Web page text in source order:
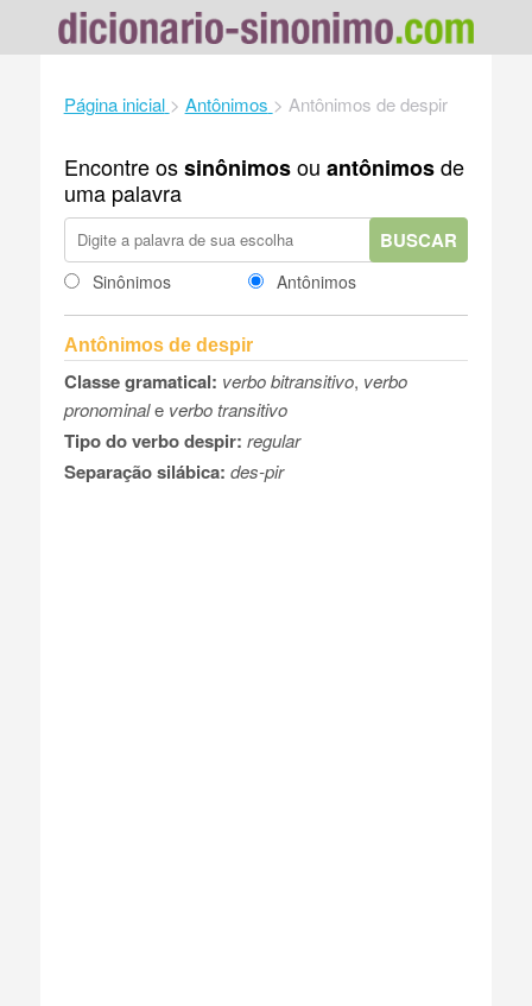
Página inicial > Antônimos > Antônimos de despir
Encontre ossinônimosou antônimosde
uma palavra
BUSCAR
Sinônimos Antônimos
Antônimos de despir
Classe gramatical: verbo bitransitivo, verbo
pronominale verbo transitivo
Tipo do verbo despir: regular
Separação silábica: des-pir